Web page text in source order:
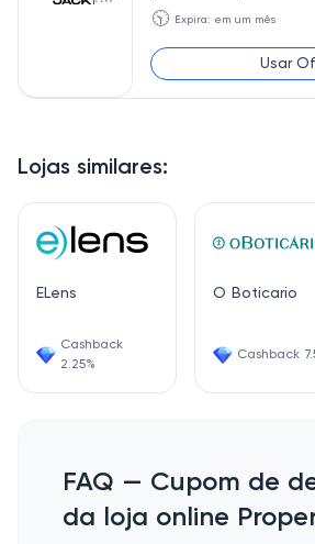
Lojas similares:
ELens
Cashback
2.25%
O Boticario
Cashback
🕥 Expira: em um mês
Usar
FAQ — Cupom de
da loja online